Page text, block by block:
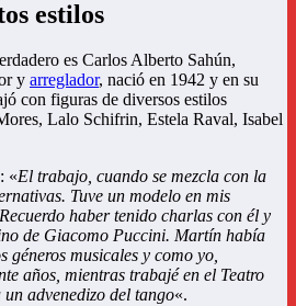
estilos
es Carlos Alberto Sahún,
y arreglador, nació en 1942 y en su
con figuras de diversos estilos
Lalo Schifrin, Estela Raval, Isabel
«El trabajo, cuando se mezcla con la
Tuve un modelo en mis
haber tenido charlas con él y
de Giacomo Puccini. Martín había
géneros musicales y como yo,
años, mientras trabajé en el Teatro
advenedizo del tango«.